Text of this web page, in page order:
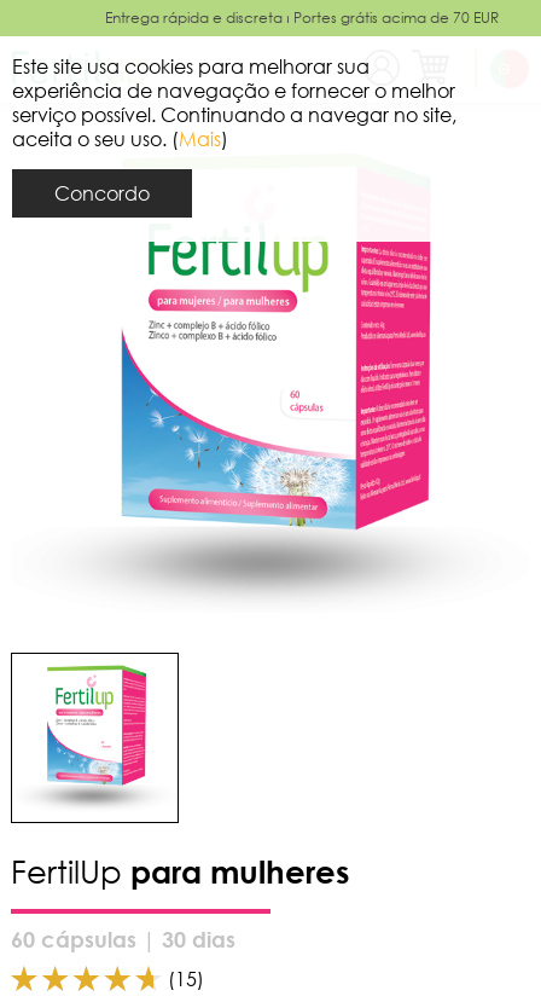
Entrega rápida e discreta ⏐ Portes grátis acima de 70 EUR
FertilUp para mulheres
60 cápsulas | 30 dias
(15)
Este site usa cookies para melhorar sua
experiência de navegação e fornecer o melhor
serviço possível. Continuando a navegar no site,
aceita o seu uso. (Mais)
Concordo